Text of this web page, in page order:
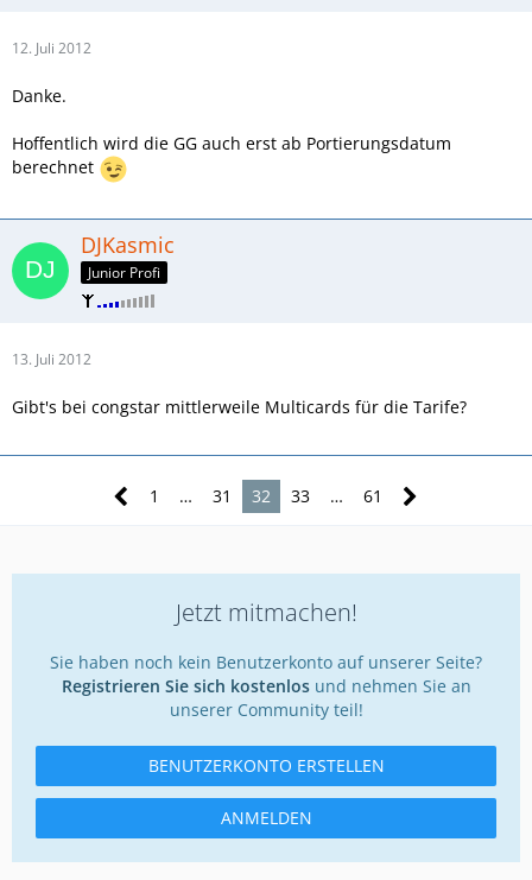
12. Juli 2012
Danke.
Hoffentlich wird die GG auch erst ab Portierungsdatum
berechnet
DJKasmic
Junior Profi
13. Juli 2012
Gibt's bei congstar mittlerweile Multicards für die Tarife?
1 … 31 32 33 … 61
Jetzt mitmachen!
Sie haben noch kein Benutzerkonto auf unserer Seite?
Registrieren Sie sich kostenlosund nehmen Sie an
unserer Community teil!
BENUTZERKONTO ERSTELLEN
ANMELDEN